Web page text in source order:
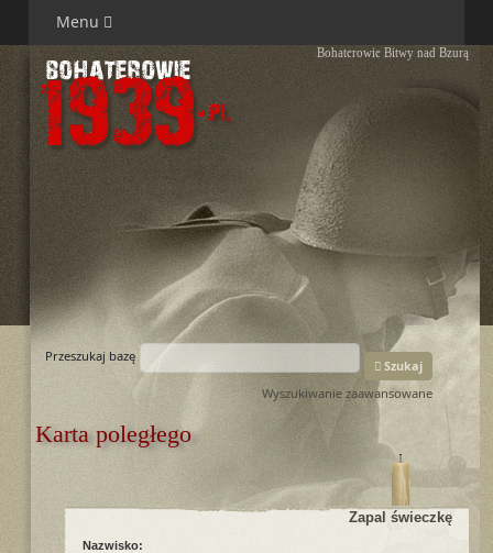
Menu
Bohaterowie Bitwy nad Bzurą
Przeszukaj bazę
Szukaj
Wyszukiwanie zaawansowane
Karta poległego
Zapal świeczkę
Nazwisko: